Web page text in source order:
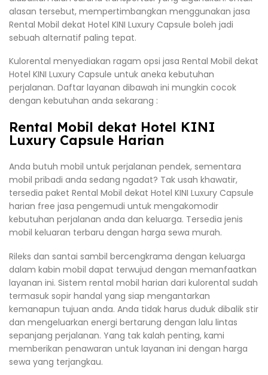
alasan tersebut, mempertimbangkan menggunakan jasa
Rental Mobil dekat Hotel KINI Luxury Capsule boleh jadi
sebuah alternatif paling tepat.
Kulorental menyediakan ragam opsi jasa Rental Mobil dekat
Hotel KINI Luxury Capsule untuk aneka kebutuhan
perjalanan. Daftar layanan dibawah ini mungkin cocok
dengan kebutuhan anda sekarang :
Rental Mobil dekat Hotel KINI
Luxury Capsule Harian
Anda butuh mobil untuk perjalanan pendek, sementara
mobil pribadi anda sedang ngadat? Tak usah khawatir,
tersedia paket Rental Mobil dekat Hotel KINI Luxury Capsule
harian free jasa pengemudi untuk mengakomodir
kebutuhan perjalanan anda dan keluarga. Tersedia jenis
mobil keluaran terbaru dengan harga sewa murah.
Rileks dan santai sambil bercengkrama dengan keluarga
dalam kabin mobil dapat terwujud dengan memanfaatkan
layanan ini. Sistem rental mobil harian dari kulorental sudah
termasuk sopir handal yang siap mengantarkan
kemanapun tujuan anda. Anda tidak harus duduk dibalik stir
dan mengeluarkan energi bertarung dengan lalu lintas
sepanjang perjalanan. Yang tak kalah penting, kami
memberikan penawaran untuk layanan ini dengan harga
sewa yang terjangkau.